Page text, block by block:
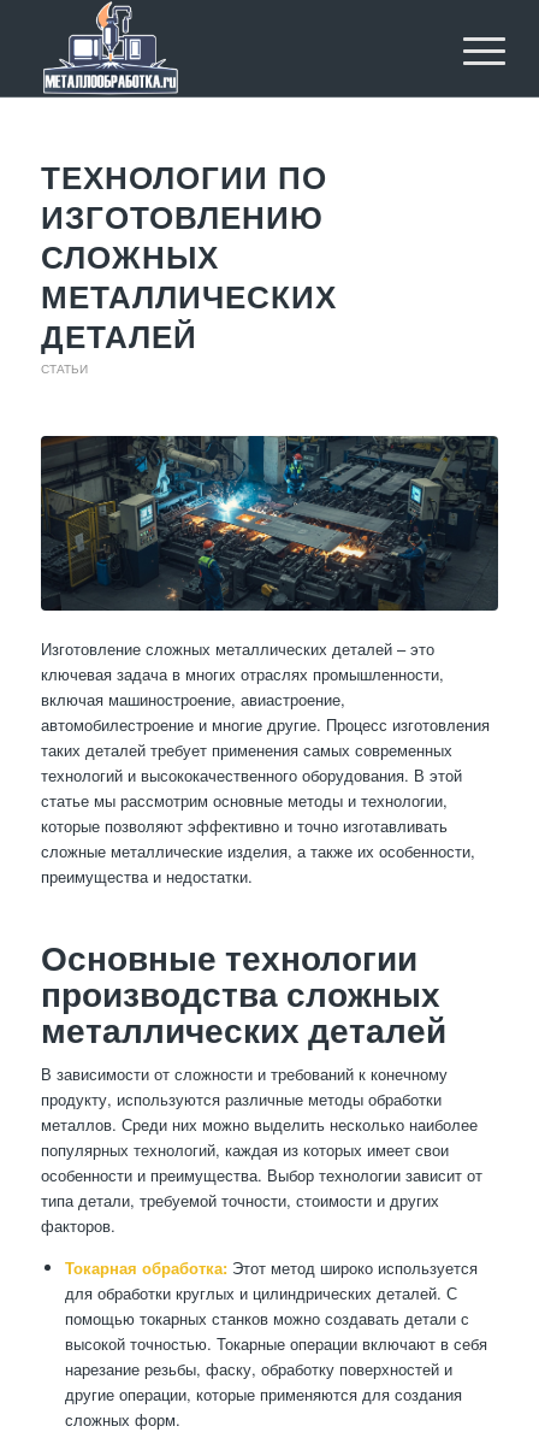
ТЕХНОЛОГИИ ПО
ИЗГОТОВЛЕНИЮ
СЛОЖНЫХ
МЕТАЛЛИЧЕСКИХ
ДЕТАЛЕЙ
СТАТЬИ
Изготовление сложных металлических деталей – это
ключевая задача в многих отраслях промышленности,
включая машиностроение, авиастроение,
автомобилестроение и многие другие. Процесс изготовления
таких деталей требует применения самых современных
технологий и высококачественного оборудования. В этой
статье мы рассмотрим основные методы и технологии,
которые позволяют эффективно и точно изготавливать
сложные металлические изделия, а также их особенности,
преимущества и недостатки.
Основные технологии
производства сложных
металлических деталей
В зависимости от сложности и требований к конечному
продукту, используются различные методы обработки
металлов. Среди них можно выделить несколько наиболее
популярных технологий, каждая из которых имеет свои
особенности и преимущества. Выбор технологии зависит от
типа детали, требуемой точности, стоимости и других
факторов.
Токарная обработка:Этот метод широко используется
для обработки круглых и цилиндрических деталей. С
помощью токарных станков можно создавать детали с
высокой точностью. Токарные операции включают в себя
нарезание резьбы, фаску, обработку поверхностей и
другие операции, которые применяются для создания
сложных форм.